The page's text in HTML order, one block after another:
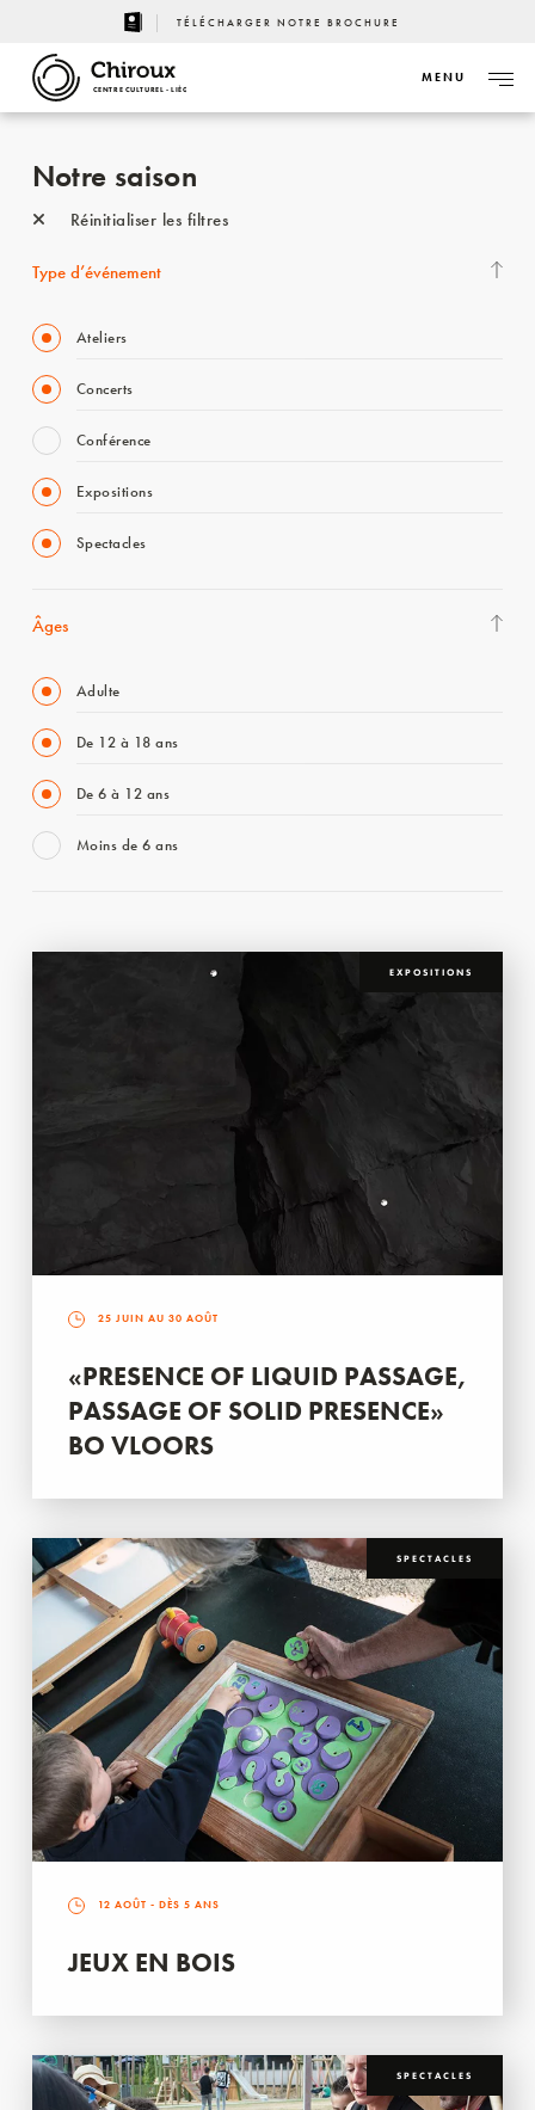
TÉLÉCHARGER NOTRE BROCHURE
CENTRE CULTUREL - LIÈGE
MENU
Notre saison
Réinitialiser les filtres
Type d’événement
Ateliers
Concerts
Conférence
Expositions
Spectacles
Âges
Adulte
De 12 à 18 ans
De 6 à 12 ans
Moins de 6 ans
EXPOSITIONS
25 JUIN AU 30 AOÛT
«PRESENCE OF LIQUID PASSAGE,
PASSAGE OF SOLID PRESENCE»
BO VLOORS
SPECTACLES
12 AOÛT - DÈS 5 ANS
JEUX EN BOIS
SPECTACLES